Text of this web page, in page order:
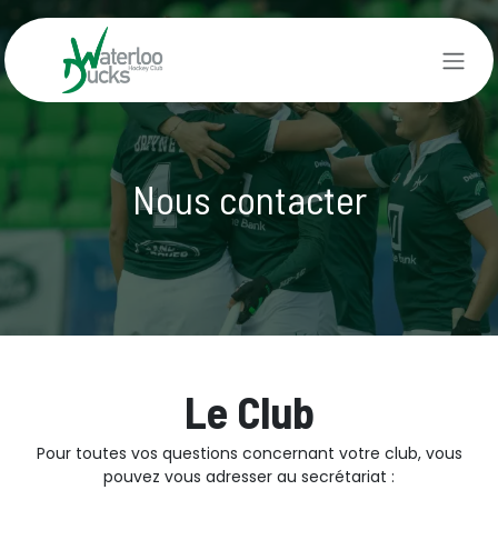
Se rendre au contenu
Nous contacter
Le Club
Pour toutes vos questions concernant votre club, vous
pouvez vous adresser au secrétariat :